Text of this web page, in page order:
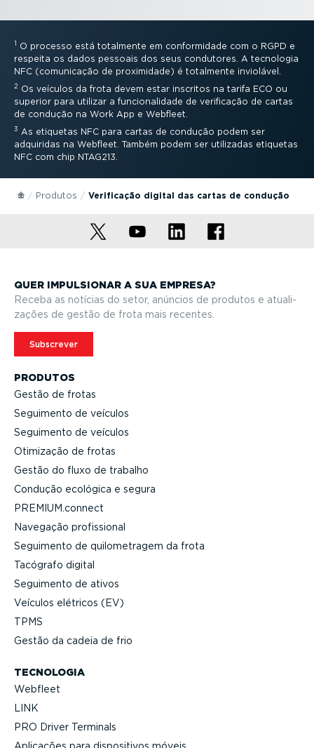
1 O processo está totalmente em confor­midade com o RGPD e
respeita os dados pessoais dos seus condutores. A tecnologia
NFC (comunicação de proximidade) é totalmente inviolável.
2 Os veículos da frota devem estar inscritos na tarifa ECO ou
superior para utilizar a funci­o­na­lidade de verificação de cartas
de condução na Work App e Webfleet.
3 As etiquetas NFC para cartas de condução podem ser
adquiridas na Webfleet. Também podem ser utilizadas etiquetas
NFC com chip NTAG213.
Produtos Verificação digital das cartas de condução
PRODUTOS
Gestão de frotas
Seguimento de veículos
Seguimento de veículos
Otimização de frotas
Gestão do fluxo de trabalho
Condução ecológica e segura
PREMIUM.connect
Navegação profis­sional
Seguimento de quilo­me­tragem da frota
Tacógrafo digital
Seguimento de ativos
Veículos elétricos (EV)
TPMS
Gestão da cadeia de frio
TECNOLOGIA
Webfleet
LINK
PRO Driver Terminals
QUER IMPULSIONAR A SUA EMPRESA?
Receba as notícias do setor, anúncios de produtos e atuali­
zações de gestão de frota mais recentes.
Subscrever